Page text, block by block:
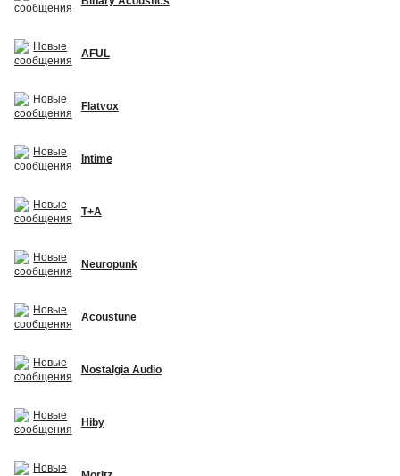
AFUL
Flatvox
Intime
T+A
Neuropunk
Acoustune
Nostalgia Audio
Hiby